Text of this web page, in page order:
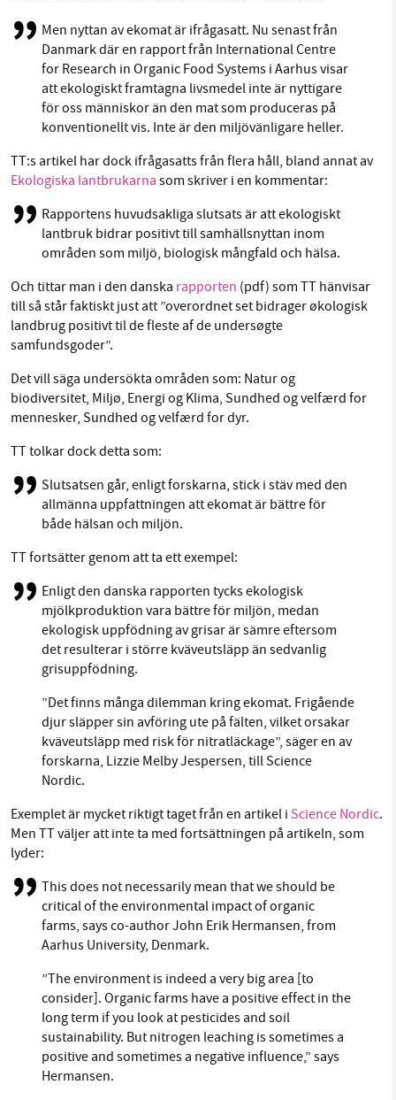
Men nyttan av ekomat är ifrågasatt. Nu senast från
Danmark där en rapport från International Centre
for Research in Organic Food Systems i Aarhus visar
att ekologiskt framtagna livsmedel inte är nyttigare
för oss människor än den mat som produceras på
konventionellt vis. Inte är den miljövänligare heller.
TT:s artikel har dock ifrågasatts från flera håll, bland annat av
Ekologiska lantbrukarna som skriver i en kommentar:
Rapportens huvudsakliga slutsats är att ekologiskt
lantbruk bidrar positivt till samhällsnyttan inom
områden som miljö, biologisk mångfald och hälsa.
Och tittar man i den danska rapporten (pdf) som TT hänvisar
till så står faktiskt just att ”overordnet set bidrager økologisk
landbrug positivt til de fleste af de undersøgte
samfundsgoder”.
Det vill säga undersökta områden som: Natur og
biodiversitet, Miljø, Energi og Klima, Sundhed og velfærd for
mennesker, Sundhed og velfærd for dyr.
TT tolkar dock detta som:
Slutsatsen går, enligt forskarna, stick i stäv med den
allmänna uppfattningen att ekomat är bättre för
både hälsan och miljön.
TT fortsätter genom att ta ett exempel:
Enligt den danska rapporten tycks ekologisk
mjölkproduktion vara bättre för miljön, medan
ekologisk uppfödning av grisar är sämre eftersom
det resulterar i större kväveutsläpp än sedvanlig
grisuppfödning.
”Det finns många dilemman kring ekomat. Frigående
djur släpper sin avföring ute på fälten, vilket orsakar
kväveutsläpp med risk för nitratläckage”, säger en av
forskarna, Lizzie Melby Jespersen, till Science
Nordic.
Exemplet är mycket riktigt taget från en artikel i Science Nordic.
Men TT väljer att inte ta med fortsättningen på artikeln, som
lyder:
This does not necessarily mean that we should be
critical of the environmental impact of organic
farms, says co-author John Erik Hermansen, from
Aarhus University, Denmark.
”The environment is indeed a very big area [to
consider]. Organic farms have a positive effect in the
long term if you look at pesticides and soil
sustainability. But nitrogen leaching is sometimes a
positive and sometimes a negative influence,” says
Hermansen.
miljödebatten framåt genom
nyhetsbevakning och granskningar. Nu vill vi
utveckla vårt arbete – och vi hoppas att du
vill hjälpa oss.
Stötta vårt arbete genom att swisha en slant till
1231368703
Läs vad vi vill göra